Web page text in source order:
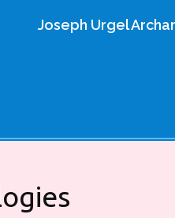
Joseph Urgel